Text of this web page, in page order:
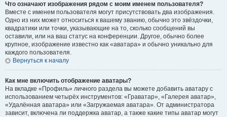
Что означают изображения рядом с моим именем пользователя?
Вместе с именем пользователя могут присутствовать два изображения.
Одно из них может относиться к вашему званию, обычно это звёздочки,
квадратики или точки, указывающие на то, сколько сообщений вы
оставили, или на ваш статус на конференции. Другое, обычно более
крупное, изображение известно как «аватара» и обычно уникально для
каждого пользователя.
Вернуться к началу
Как мне включить отображение аватары?
На вкладке «Профиль» личного раздела вы можете добавить аватару с
использованием четырёх инструментов: «Граватар», «Галерея аватар»,
«Удалённая аватара» или «Загружаемая аватара». От администратора
зависит, включена ли поддержка аватар, а также какие типы аватар могут